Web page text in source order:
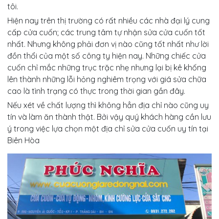
tôi.
Hiện nay trên thị trường có rất nhiều các nhà đại lý cung
cấp cửa cuốn; các trung tâm tự nhận sửa cửa cuốn tốt
nhất. Nhưng không phải đơn vị nào cũng tốt nhất như lời
đồn thổi của một số công ty hiện nay. Những chiếc cửa
cuốn chỉ mắc những trục trặc nhẹ nhưng lại bị kê khống
lên thành những lỗi hỏng nghiêm trọng với giá sửa chữa
cao là tình trạng có thực trong thời gian gần đây.
Nếu xét về chất lượng thì không hẳn địa chỉ nào cũng uy
tín và làm ăn thành thật. Bởi vậy quý khách hàng cần lưu
ý trong việc lựa chọn một địa chỉ sửa cửa cuốn uy tín tại
Biên Hòa